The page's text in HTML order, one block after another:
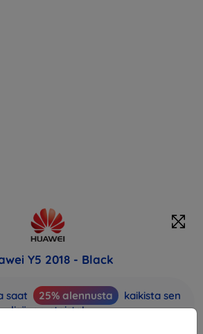
Y5 2018 - Black
saat 25% alennusta
kaikista sen
lisävarusteista!